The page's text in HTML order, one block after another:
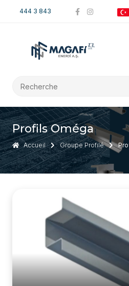
444 3 843
Profils Oméga
Accueil Groupe Profilé